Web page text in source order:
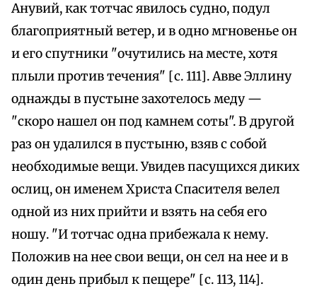
Анувий, как тотчас явилось судно, подул
благоприятный ветер, и в одно мгновенье он
и его спутники "очутились на месте, хотя
плыли против течения" [с. 111]. Авве Эллину
однажды в пустыне захотелось меду —
"скоро нашел он под камнем соты". В другой
раз он удалился в пустыню, взяв с собой
необходимые вещи. Увидев пасущихся диких
ослиц, он именем Христа Спасителя велел
одной из них прийти и взять на себя его
ношу. "И тотчас одна прибежала к нему.
Положив на нее свои вещи, он сел на нее и в
один день прибыл к пещере" [с. 113, 114].